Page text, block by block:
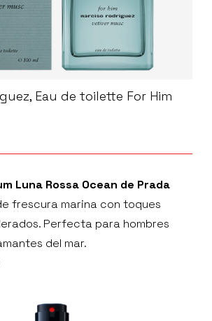
Eau de toilette For Him
Luna Rossa Ocean de Prada
frescura marina con toques
Perfecta para hombres
del mar.